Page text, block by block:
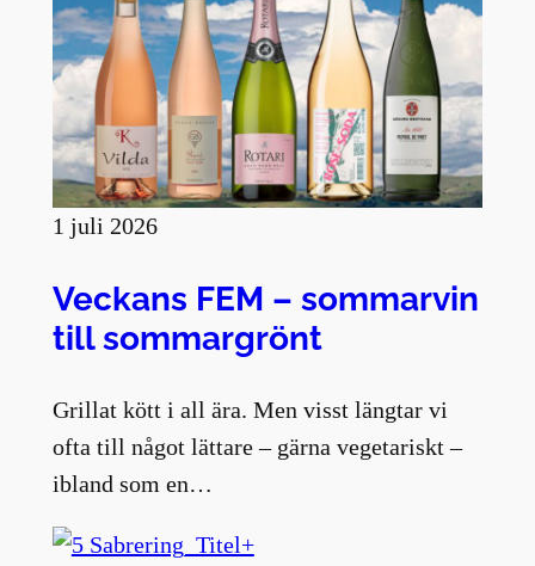
1 juli 2026
Veckans FEM – sommarvin
till sommargrönt
Grillat kött i all ära. Men visst längtar vi
ofta till något lättare – gärna vegetariskt –
ibland som en…